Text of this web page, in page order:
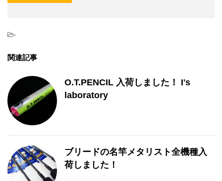
-
関連記事
O.T.PENCIL 入荷しました！ I's
laboratory
ブリードの名竿メタリスト全機種入
荷しました！